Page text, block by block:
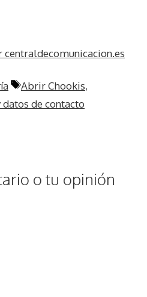
centraldecomunicacion.es
Etiquetas
Abrir Chookis,
de contacto
o tu opinión